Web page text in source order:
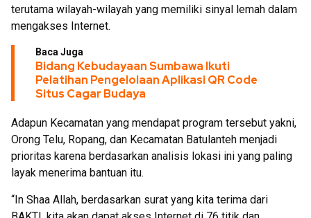
terutama wilayah-wilayah yang memiliki sinyal lemah dalam
mengakses Internet.
Baca Juga
Bidang Kebudayaan Sumbawa Ikuti
Pelatihan Pengelolaan Aplikasi QR Code
Situs Cagar Budaya
Adapun Kecamatan yang mendapat program tersebut yakni,
Orong Telu, Ropang, dan Kecamatan Batulanteh menjadi
prioritas karena berdasarkan analisis lokasi ini yang paling
layak menerima bantuan itu.
“In Shaa Allah, berdasarkan surat yang kita terima dari